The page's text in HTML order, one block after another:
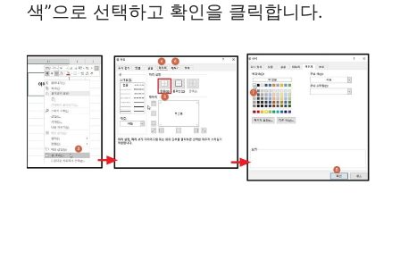
색”으로 선택하고 확인을 클릭합니다.